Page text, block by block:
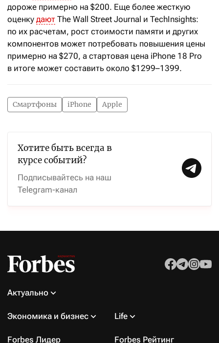
дороже примерно на $200. Еще более жесткую
оценку дают The Wall Street Journal и TechInsights:
по их расчетам, рост стоимости памяти и других
компонентов может потребовать повышения цены
примерно на $270, а стартовая цена iPhone 18 Pro
в итоге может составить около $1299–1399.
Смартфоны iPhone Apple
Хотите быть всегда в
курсе событий?
Подписывайтесь на наш
Telegram-канал
Актуально
Экономика и бизнес Life
Forbes Лидер Forbes Рейтинг